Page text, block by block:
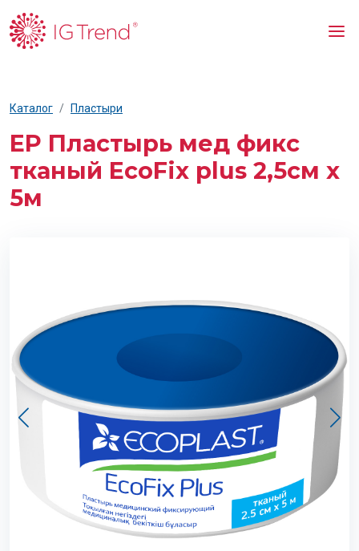
Каталог Пластыри
EP Пластырь мед фикс
тканый EcoFix plus 2,5см х
5м